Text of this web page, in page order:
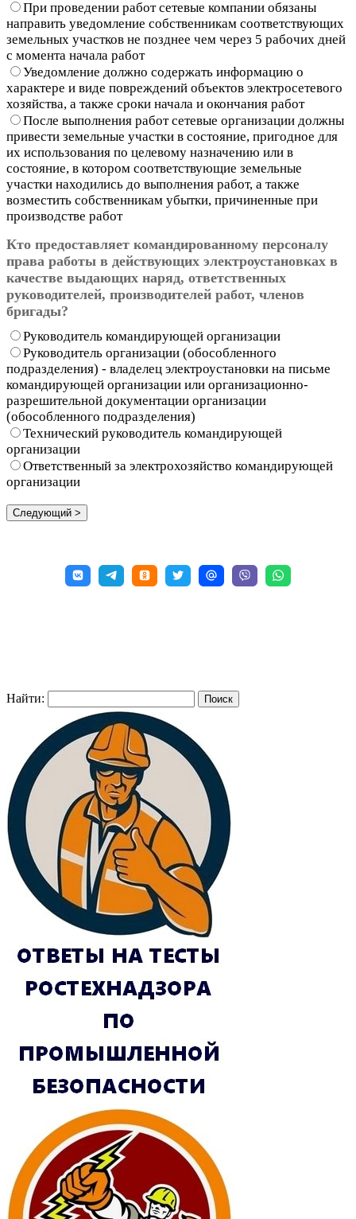
При проведении работ сетевые компании обязаны
направить уведомление собственникам соответствующих
земельных участков не позднее чем через 5 рабочих дней
с момента начала работ
Уведомление должно содержать информацию о
характере и виде повреждений объектов электросетевого
хозяйства, а также сроки начала и окончания работ
После выполнения работ сетевые организации должны
привести земельные участки в состояние, пригодное для
их использования по целевому назначению или в
состояние, в котором соответствующие земельные
участки находились до выполнения работ, а также
возместить собственникам убытки, причиненные при
производстве работ
Кто предоставляет командированному персоналу
права работы в действующих электроустановках в
качестве выдающих наряд, ответственных
руководителей, производителей работ, членов
бригады?
Руководитель командирующей организации
Руководитель организации (обособленного
подразделения) - владелец электроустановки на письме
командирующей организации или организационно-
разрешительной документации организации
(обособленного подразделения)
Технический руководитель командирующей
организации
Ответственный за электрохозяйство командирующей
организации
Найти: